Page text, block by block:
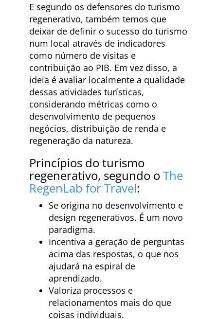
E segundo os defensores do turismo
regenerativo, também temos que
deixar de definir o sucesso do turismo
num local através de indicadores
como número de visitas e
contribuição ao PIB. Em vez disso, a
ideia é avaliar localmente a qualidade
dessas atividades turísticas,
considerando métricas como o
desenvolvimento de pequenos
negócios, distribuição de renda e
regeneração da natureza.
Princípios do turismo
regenerativo, segundo oThe
RegenLab for Travel:
Se origina no desenvolvimento e
design regenerativos. É um novo
paradigma.
Incentiva a geração de perguntas
acima das respostas, o que nos
ajudará na espiral de
aprendizado.
Valoriza processos e
relacionamentos mais do que
coisas individuais.